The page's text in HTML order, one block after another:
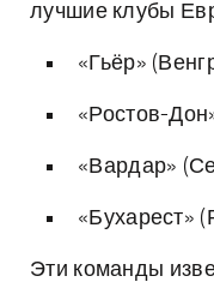
лучшие клубы
«Гьёр»
«Ростов-
«Вардар»
«Бухарест»
Эти команды